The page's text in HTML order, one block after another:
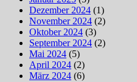
Dezember 2024 (1)
November 2024 (2)
Oktober 2024 (3)
September 2024 (2)
Mai 2024 (5)
April 2024 (2)
März 2024 (6)